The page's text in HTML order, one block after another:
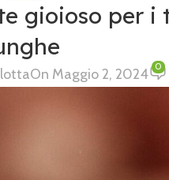
gioioso per i
On Maggio 2, 2024 0